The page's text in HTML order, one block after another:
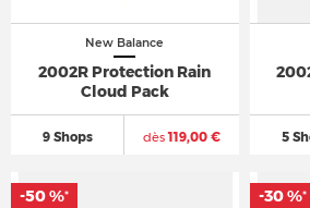
New Balance
2002R Protection Rain
Cloud Pack
9 Shops dès119,00 € 5
-50 %* -30 %*